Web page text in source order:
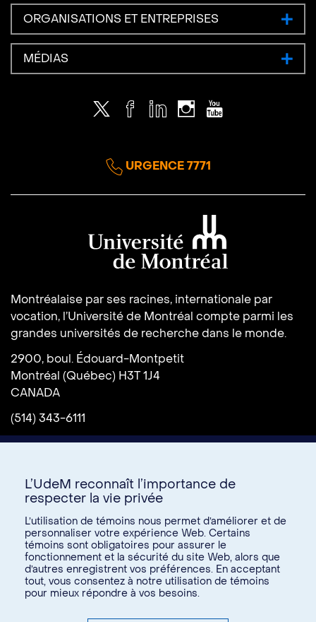
ORGANISATIONS ET ENTREPRISES
MÉDIAS
Twitter Facebook
LinkedInInstagramYoutube
URGENCE 7771
Montréalaise par ses racines, internationale par
vocation, l’Université de Montréal compte parmi les
grandes universités de recherche dans le monde.
2900, boul. Édouard-Montpetit
Montréal (Québec) H3T 1J4
CANADA
(514) 343-6111
Donnez à l’UdeM
U15
L’UdeM reconnaît l’importance de
respecter la vie privée
L’utilisation de témoins nous permet d’améliorer et de
personnaliser votre expérience Web. Certains
témoins sont obligatoires pour assurer le
fonctionnement et la sécurité du site Web, alors que
d’autres enregistrent vos préférences. En acceptant
tout, vous consentez à notre utilisation de témoins
pour mieux répondre à vos besoins.